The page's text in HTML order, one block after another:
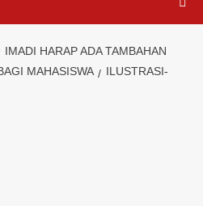
IMADI HARAP ADA TAMBAHAN
MAHASISWA
ILUSTRASI-